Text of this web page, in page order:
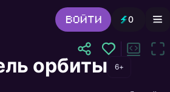
Войти 0
Выбор редакции
Гонки
орбиты 6+